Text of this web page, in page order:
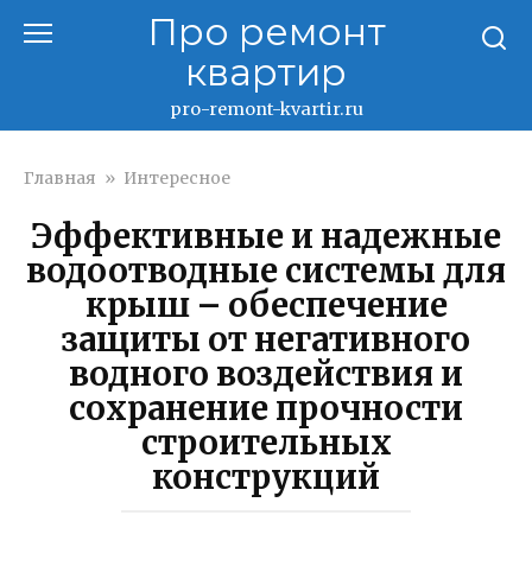
Про ремонт
квартир
pro-remont-kvartir.ru
Главная » Интересное
Эффективные и надежные
водоотводные системы для
крыш – обеспечение
защиты от негативного
водного воздействия и
сохранение прочности
строительных
конструкций